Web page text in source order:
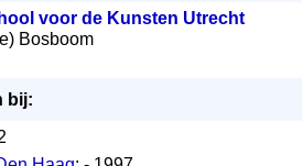
voor de Kunsten Utrecht
Bosboom
bij: